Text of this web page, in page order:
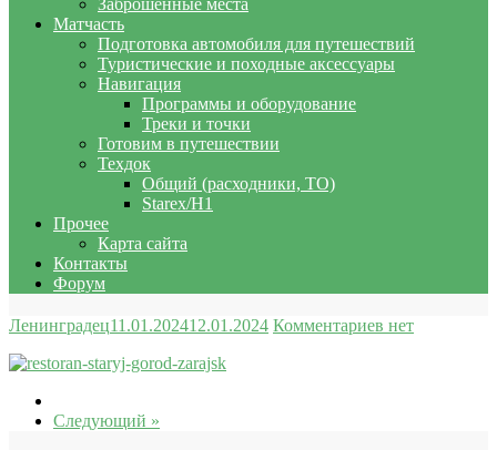
Матчасть
Подготовка автомобиля для путешествий
Туристические и походные аксессуары
Навигация
Программы и оборудование
Треки и точки
Готовим в путешествии
Техдок
Общий (расходники, ТО)
Starex/H1
Прочее
Карта сайта
Контакты
Форум
Ленинградец11.01.202412.01.2024 Комментариев нет
Следующий »